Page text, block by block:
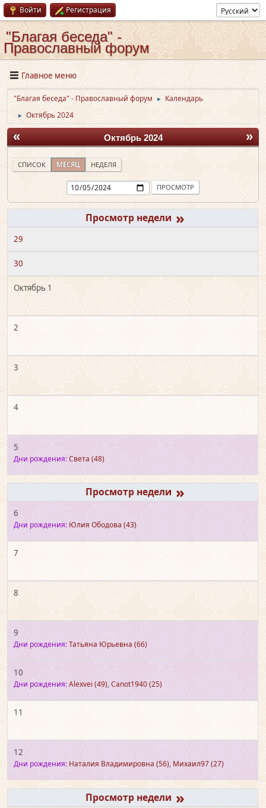
Войти Регистрация
"Благая беседа" -
Православный форум
Главное меню
"Благая беседа" - Православный форум ► Календарь
► Октябрь 2024
« »
Октябрь 2024
СПИСОК МЕСЯЦ НЕДЕЛЯ
»
29
30
Октябрь 1
2
3
4
5
Дни рождения:Света (48)
»
6
Дни рождения: Юлия Ободова (43)
7
8
9
Дни рождения:Татьяна Юрьевна (66)
10
Дни рождения:Alexvei(49),Canot1940(25)
11
12
Дни рождения: Наталия Владимировна (56), Михаил97(27)
»